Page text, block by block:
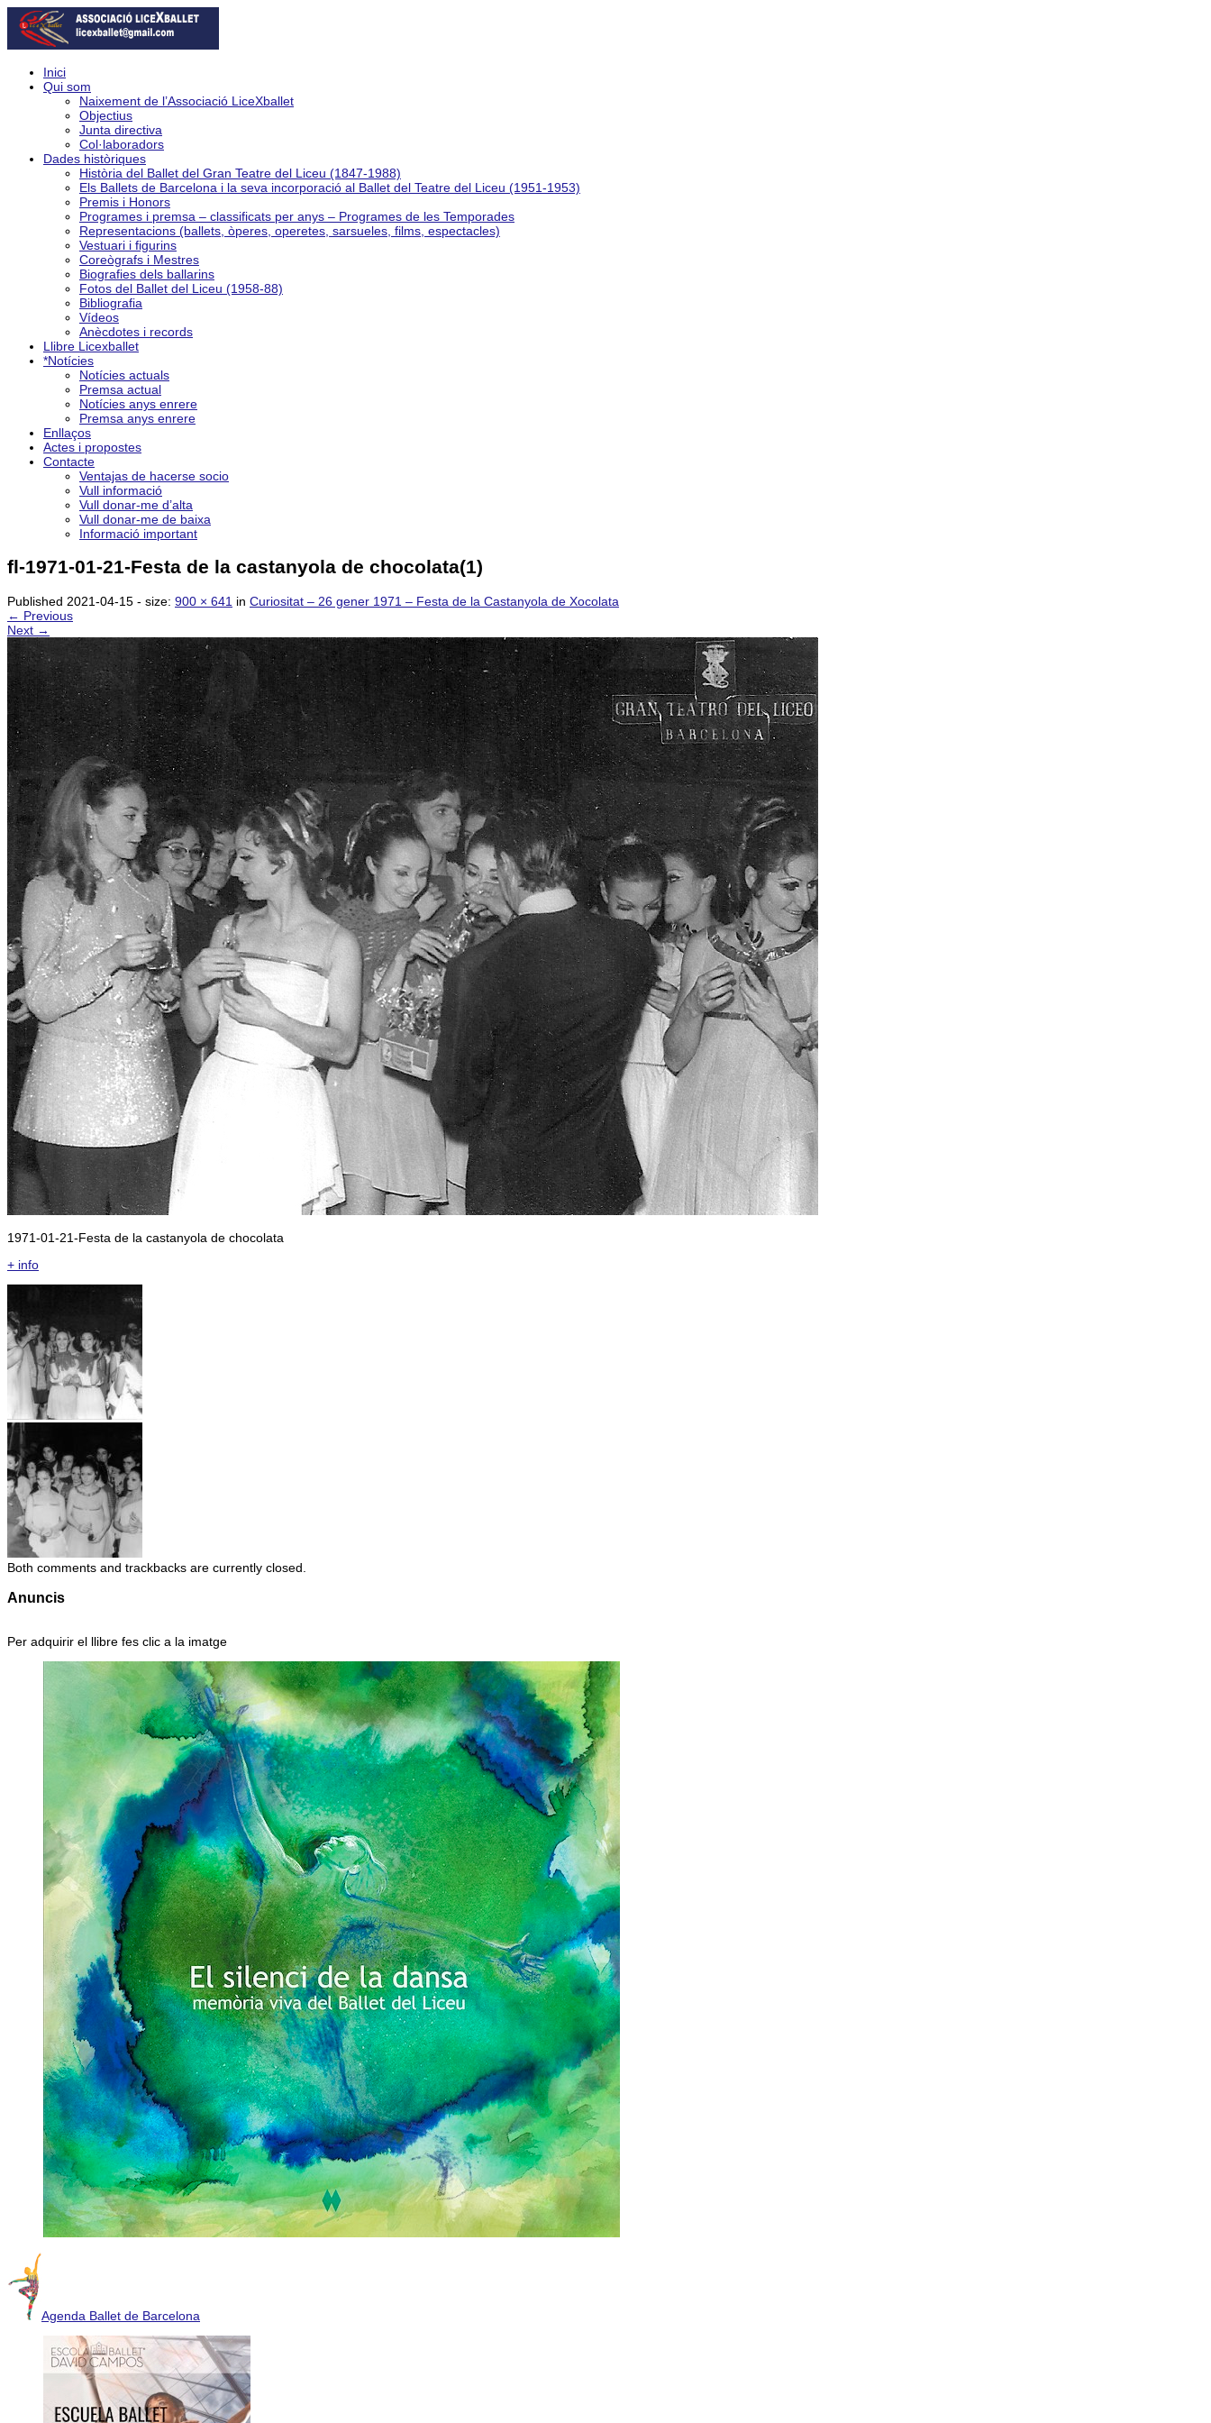
Inici
Qui som
Naixement de l’Associació LiceXballet
Objectius
Junta directiva
Col·laboradors
Dades històriques
Història del Ballet del Gran Teatre del Liceu (1847-1988)
Els Ballets de Barcelona i la seva incorporació al Ballet del Teatre del Liceu (1951-1953)
Premis i Honors
Programes i premsa – classificats per anys – Programes de les Temporades
Representacions (ballets, òperes, operetes, sarsueles, films, espectacles)
Vestuari i figurins
Coreògrafs i Mestres
Biografies dels ballarins
Fotos del Ballet del Liceu (1958-88)
Bibliografia
Vídeos
Anècdotes i records
Llibre Licexballet
*Notícies
Notícies actuals
Premsa actual
Notícies anys enrere
Premsa anys enrere
Enllaços
Actes i propostes
Contacte
Ventajas de hacerse socio
Vull informació
Vull donar-me d’alta
Vull donar-me de baixa
Informació important
fl-1971-01-21-Festa de la castanyola de chocolata(1)
Published 2021-04-15 - size: 900 × 641 in Curiositat – 26 gener 1971 – Festa de la Castanyola de Xocolata
← Previous
Next →
1971-01-21-Festa de la castanyola de chocolata
+ info
Both comments and trackbacks are currently closed.
Anuncis
Per adquirir el llibre fes clic a la imatge
Agenda Ballet de Barcelona